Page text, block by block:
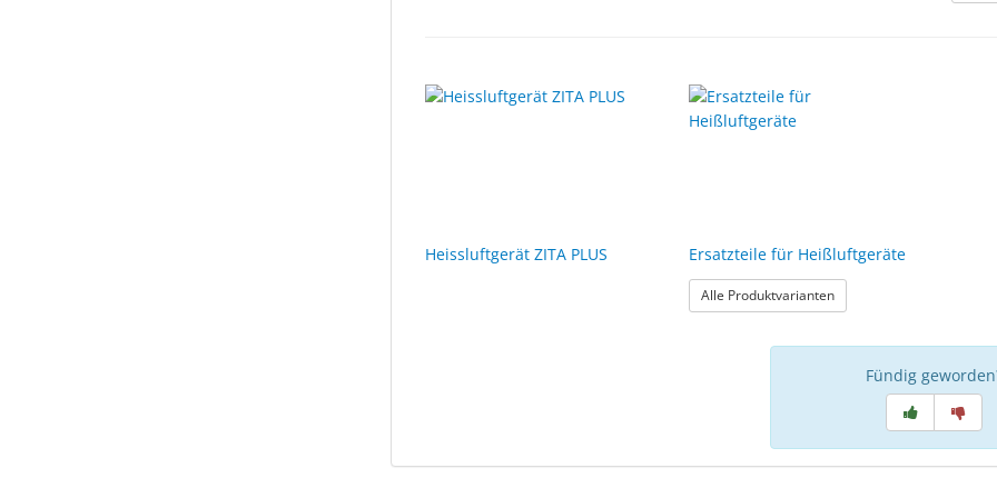
Heissluftgerät ZITA PLUS Ersatzteile für Heißluftgeräte
Alle Produktvarianten: Ersatzteile für
Fündig